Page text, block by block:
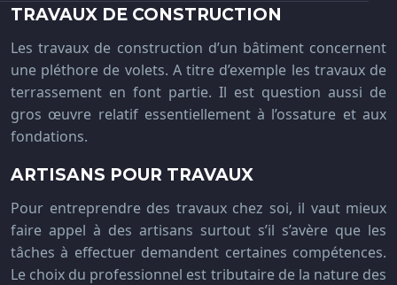
TRAVAUX DE CONSTRUCTION
Les travaux de construction d’un bâtiment concernent
une pléthore de volets. A titre d’exemple les travaux de
terrassement en font partie. Il est question aussi de
gros œuvre relatif essentiellement à l’ossature et aux
fondations.
ARTISANS POUR TRAVAUX
Pour entreprendre des travaux chez soi, il vaut mieux
faire appel à des artisans surtout s’il s’avère que les
tâches à effectuer demandent certaines compétences.
Le choix du professionnel est tributaire de la nature des